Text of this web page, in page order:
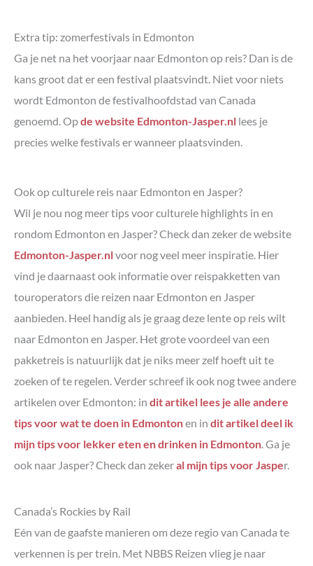
Extra tip: zomerfestivals in Edmonton
Ga je net na het voorjaar naar Edmonton op reis? Dan is de
kans groot dat er een festival plaatsvindt. Niet voor niets
wordt Edmonton de festivalhoofdstad van Canada
genoemd. Opde website Edmonton-Jasper.nl lees je
precies welke festivals er wanneer plaatsvinden.
Ook op culturele reis naar Edmonton en Jasper?
Wil je nou nog meer tips voor culturele highlights in en
rondom Edmonton en Jasper? Check dan zeker de website
Edmonton-Jasper.nlvoor nog veel meer inspiratie. Hier
vind je daarnaast ook informatie over reispakketten van
touroperators die reizen naar Edmonton en Jasper
aanbieden. Heel handig als je graag deze lente op reis wilt
naar Edmonton en Jasper. Het grote voordeel van een
pakketreis is natuurlijk dat je niks meer zelf hoeft uit te
zoeken of te regelen. Verder schreef ik ook nog twee andere
artikelen over Edmonton: in dit artikel lees je alle andere
tips voor wat te doen in Edmontonen in dit artikel deel ik
mijn tips voor lekker eten en drinken in Edmonton. Ga je
ook naar Jasper? Check dan zekeral mijn tips voor Jasper.
Canada’s Rockies by Rail
Eén van de gaafste manieren om deze regio van Canada te
verkennen is per trein. Met NBBS Reizen vlieg je naar